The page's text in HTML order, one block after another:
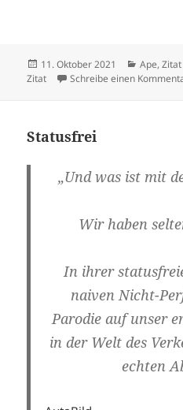
Veröffentlicht
am
11. Oktober 2021 Kategorien
Ape,Zitat
Zitat
Schreibe einen
Statusfrei
„Und was ist mit
Wir haben
In ihrer
naiven Nicht-
Parodie auf unser
in der Welt des
echten